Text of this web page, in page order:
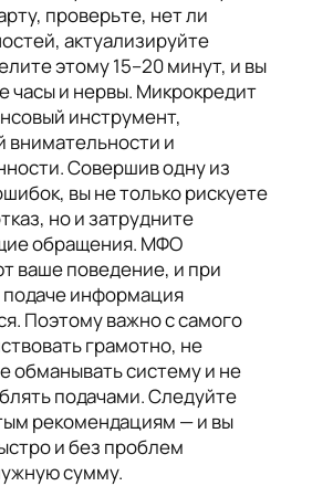
проверьте, нет ли
актуализируйте
этому 15–20 минут, и вы
часы и нервы. Микрокредит
инструмент,
и
Совершив одну из
вы не только рискуете
но и затрудните
обращения. МФО
ваше поведение, и при
информация
Поэтому важно с самого
грамотно, не
обманывать систему и не
подачами. Следуйте
рекомендациям — и вы
и без проблем
сумму.